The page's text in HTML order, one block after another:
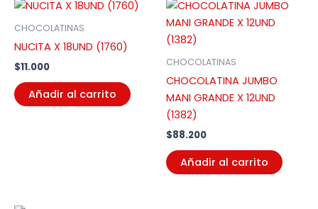
CHOCOLATINAS
NUCITA X 18UND (1760)
$11.000
Añadir al carrito
CHOCOLATINAS
CHOCOLATINA JUMBO
MANI GRANDE X 12UND
(1382)
$88.200
Añadir al carrito